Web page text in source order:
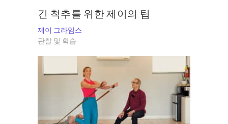
긴 척추를 위한 제이의 팁
제이 그라임스
관찰 및 학습